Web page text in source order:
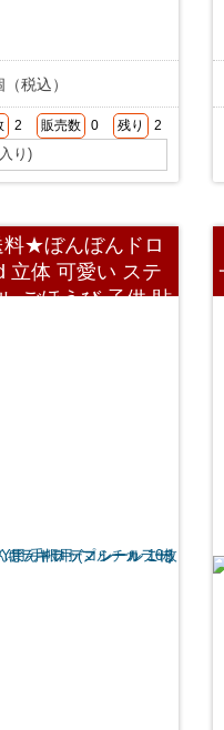
税込）
2 販売数 0 残り 2
り)
料★ぼんぼんドロ
立体 可愛い ステ
ごほうび 子供 貼